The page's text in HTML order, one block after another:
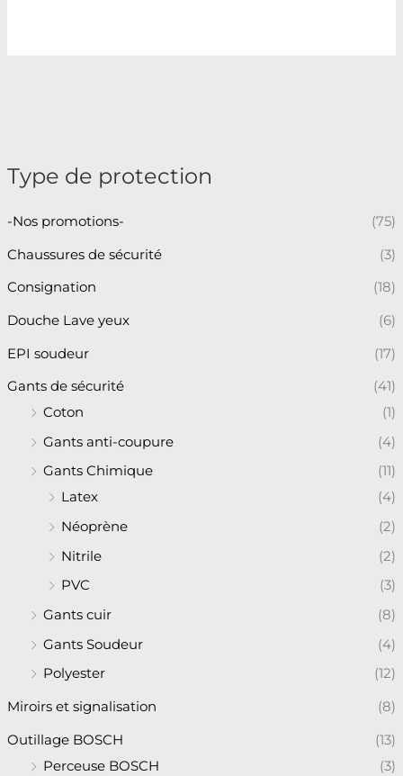
Type de protection
-Nos promotions- (75)
Chaussures de sécurité (3)
Consignation (18)
Douche Lave yeux (6)
EPI soudeur (17)
Gants de sécurité
(41)
Coton
(1)
Gants anti-coupure
(4)
Gants Chimique
(11)
Latex
(4)
Néoprène
(2)
Nitrile
(2)
PVC
(3)
Gants cuir
(8)
Gants Soudeur
(4)
Polyester
(12)
Miroirs et signalisation (8)
Outillage BOSCH
(13)
Perceuse BOSCH
(3)